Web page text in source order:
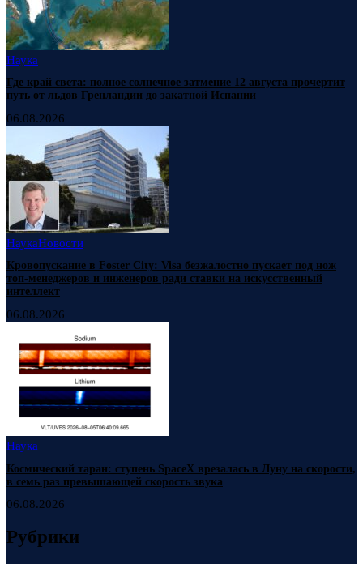
Наука
Где край света: полное солнечное затмение 12 августа прочертит
путь от льдов Гренландии до закатной Испании
06.08.2026
НаукаНовости
Кровопускание в Foster City: Visa безжалостно пускает под нож
топ-менеджеров и инженеров ради ставки на искусственный
интеллект
06.08.2026
Наука
Космический таран: ступень SpaceX врезалась в Луну на скорости,
в семь раз превышающей скорость звука
06.08.2026
Рубрики